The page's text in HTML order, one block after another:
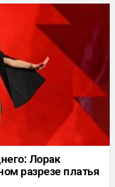
Лорак
разрезе платья